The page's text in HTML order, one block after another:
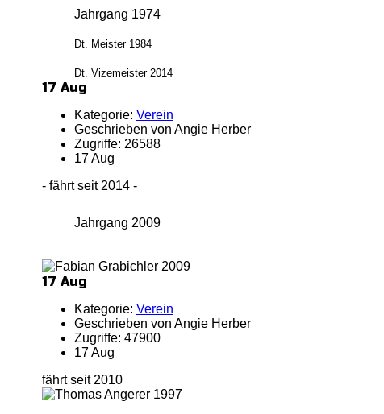
Jahrgang 1974
Dt. Meister 1984
Dt. Vizemeister 2014
17 Aug
Kategorie: Verein
Geschrieben von Angie Herber
Zugriffe: 26588
17 Aug
- fährt seit 2014 -
Jahrgang 2009
17 Aug
Kategorie: Verein
Geschrieben von Angie Herber
Zugriffe: 47900
17 Aug
fährt seit 2010